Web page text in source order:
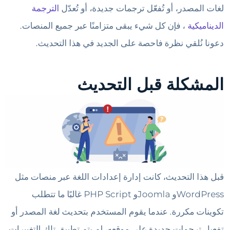
لغات المصدر، أو تُفعّل ترجمات جديدة، أو تُعدّل الترجمة
الديناميكية ، فإن كل شيء يبقى متزامنًا عبر جميع المنصات.
دعونا نُلقي نظرة فاحصة على الجديد في هذا التحديث.
المشكلة قبل التحديث
قبل هذا التحديث، كانت إدارة إعدادات اللغة عبر منصات مثل
WordPressو Joomlaو PHP Script غالبًا ما تتطلب
تكوينات مكررة. عندما يقوم المستخدم بتحديث لغة المصدر أو